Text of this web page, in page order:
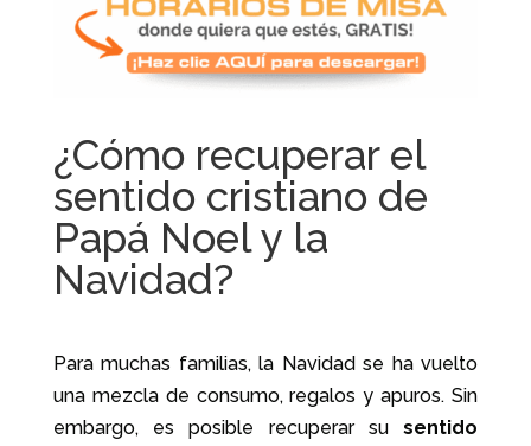
¿Cómo recuperar el
sentido cristiano de
Papá Noel y la
Navidad?
Para muchas familias, la Navidad se ha vuelto
una mezcla de consumo, regalos y apuros. Sin
embargo, es posible recuperar susentido